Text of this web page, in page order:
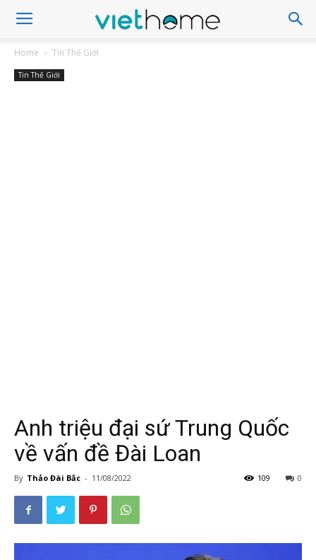
Home Tin Thế Giới
Tin Thế Giới
Anh triệu đại sứ Trung Quốc
về vấn đề Đài Loan
By Thảo Đài Bắc - 11/08/2022 0
109